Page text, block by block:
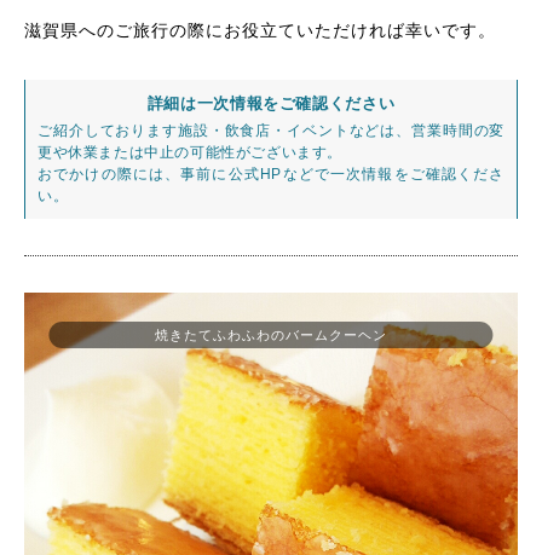
滋賀県へのご旅行の際にお役立ていただければ幸いです。
詳細は一次情報をご確認ください
ご紹介しております施設・飲食店・イベントなどは、営業時間の変
更や休業または中止の可能性がございます。
おでかけの際には、事前に公式HPなどで一次情報をご確認くださ
い。
焼きたてふわふわのバームクーヘン